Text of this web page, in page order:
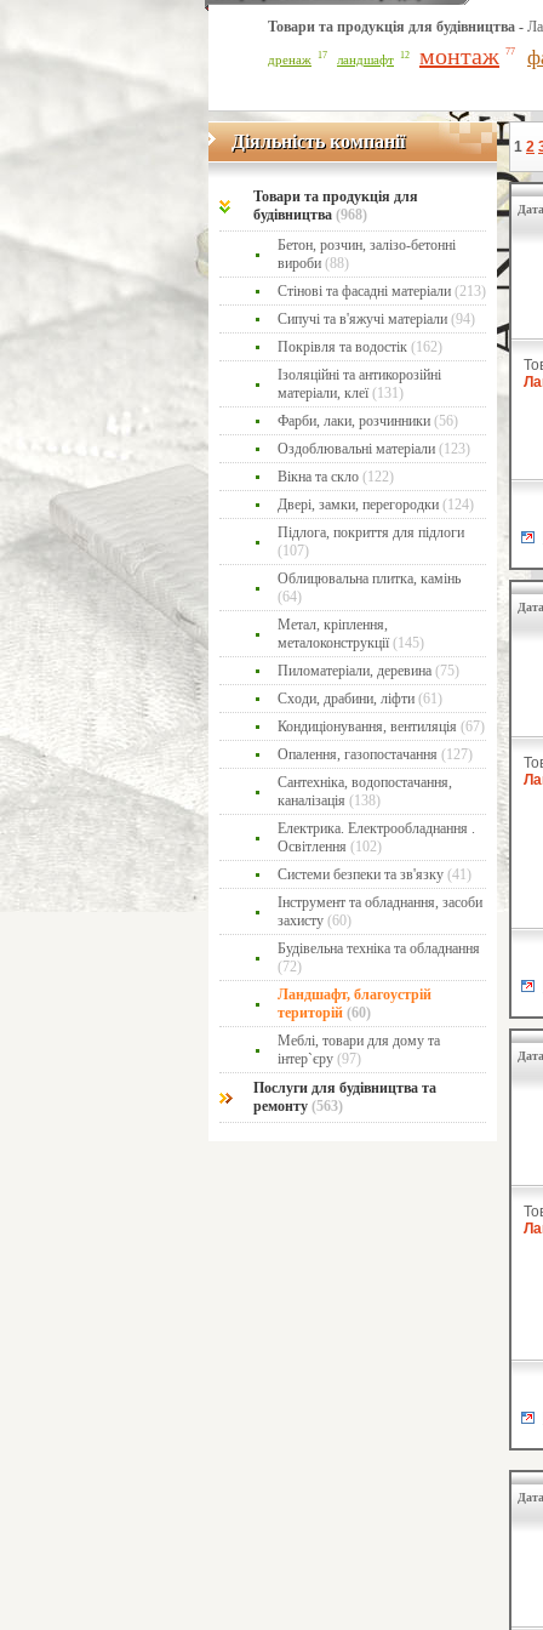
Товари та продукція для будівництва -
дренаж 17 ландшафт 12 монтаж 77
Діяльність компанії
Діяльність компанії
Товари та продукція для
будівництва (968)
Бетон, розчин, залізо-бетонні
вироби (88)
Стінові та фасадні матеріали (213)
Сипучі та в'яжучі матеріали (94)
Покрівля та водостік (162)
Ізоляційні та антикорозійні
матеріали, клеї(131)
Фарби, лаки, розчинники (56)
Оздоблювальні матеріали (123)
Вікна та скло (122)
Двері, замки, перегородки (124)
Підлога, покриття для підлоги
(107)
Облицювальна плитка, камінь
(64)
Метал, кріплення,
металоконструкції(145)
Пиломатеріали, деревина (75)
Сходи, драбини, ліфти (61)
Кондиціонування, вентиляція (67)
Опалення, газопостачання (127)
Сантехніка, водопостачання,
каналізація (138)
Електрика. Електрообладнання .
Освітлення (102)
Системи безпеки та зв'язку (41)
Інструмент та обладнання, засоби
захисту (60)
Будівельна техніка та обладнання
(72)
Ландшафт, благоустрій
територій (60)
Меблі, товари для дому та
інтер`єру (97)
Послуги для будівництва та
ремонту (563)
1 2